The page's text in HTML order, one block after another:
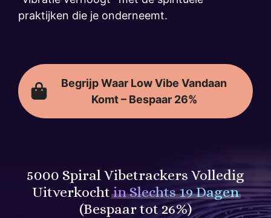
praktijken die je onderneemt.
Begrijp Waar Low Vibe Vandaan
Komt – Bespaar 26%
5000 Spiral Vibetrackers Volledig
Uitverkochtin Slechts 19 Dagen
(Bespaar tot 26%)